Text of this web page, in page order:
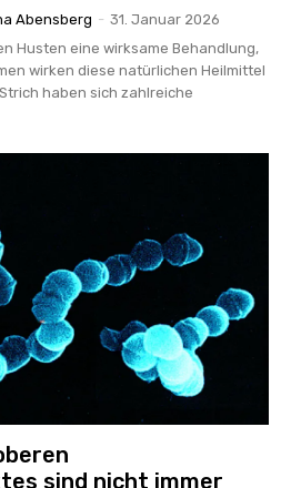
Abensberg - 31. Januar 2026
Husten eine wirksame Behandlung,
wirken diese natürlichen Heilmittel
haben sich zahlreiche
sind nicht immer